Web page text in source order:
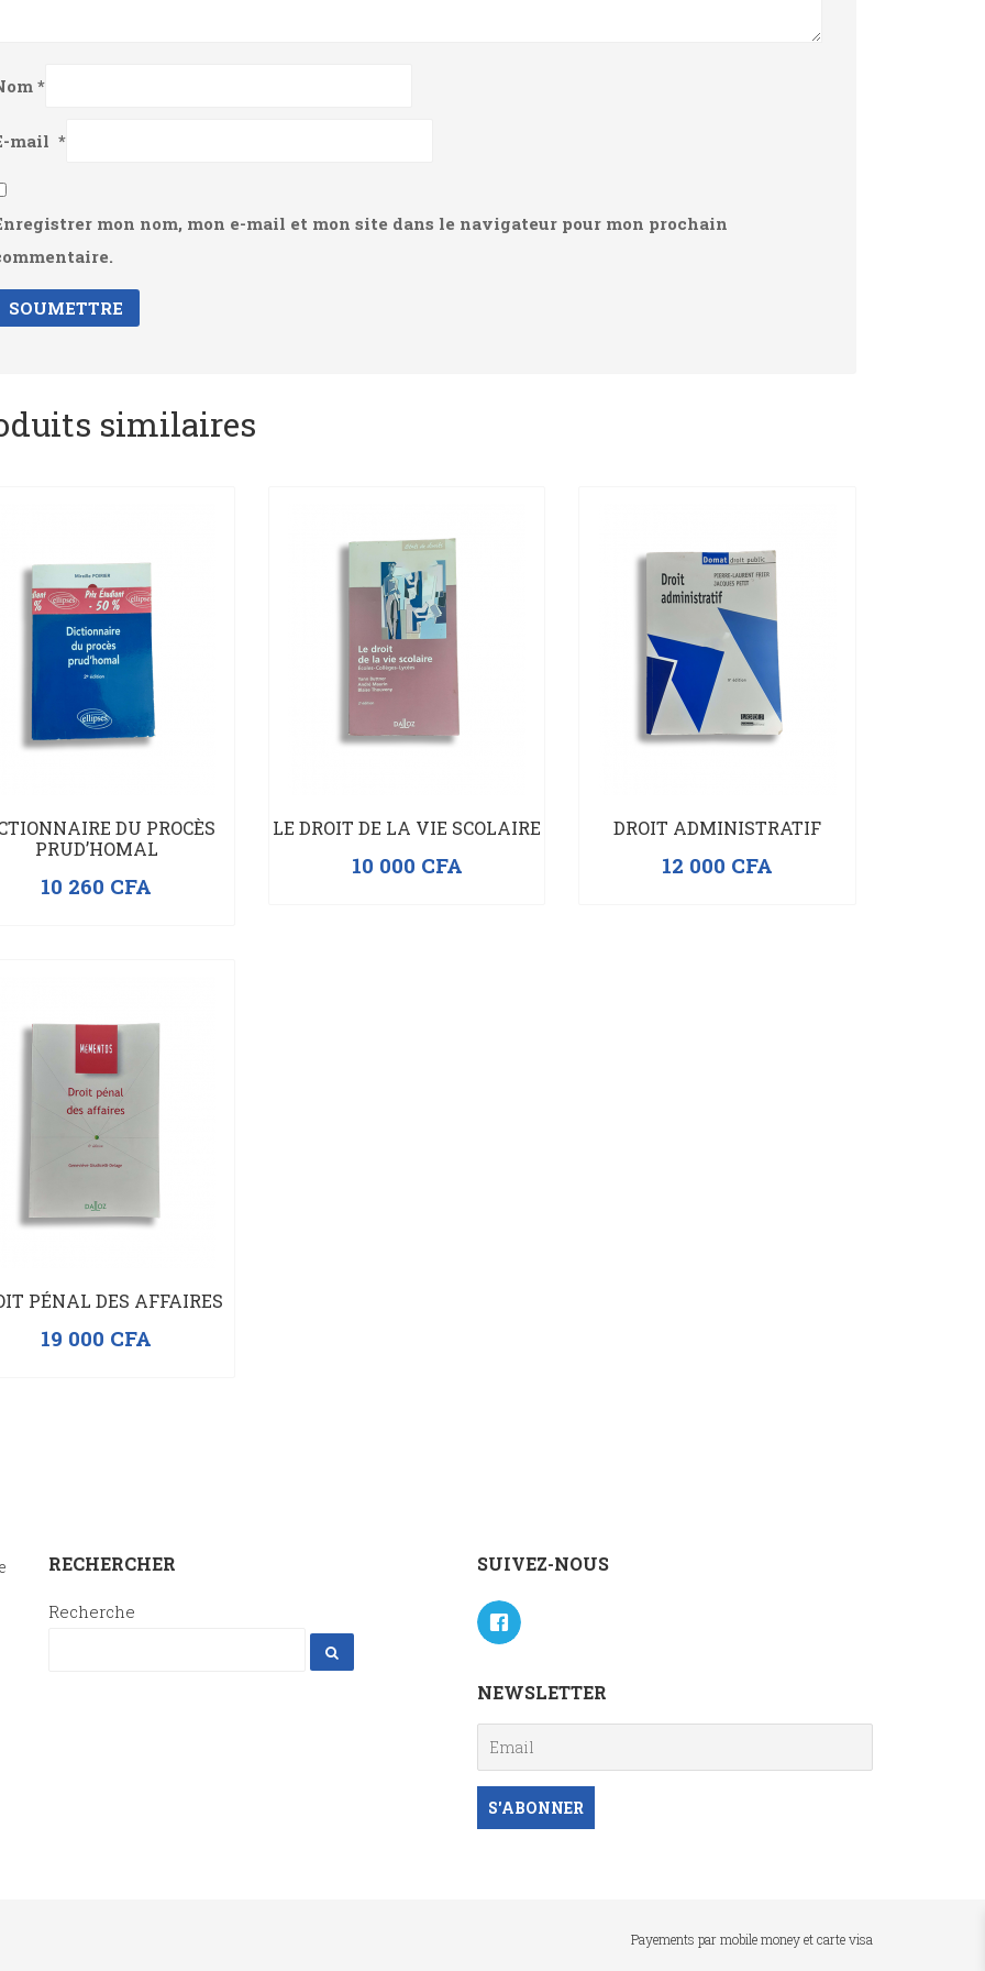
*
mail *
mon nom, mon e-mail et mon site dans le navigateur pour mon prochain
similaires
DU PROCÈS
PRUD’HOMAL
10 260 CFA
LE DROIT DE LA VIE SCOLAIRE
10 000 CFA
DROIT ADMINISTRATIF
12 000 CFA
PÉNAL DES AFFAIRES
19 000 CFA
RECHERCHER
Recherche
SUIVEZ-NOUS
NEWSLETTER
Payements par mobile money et carte visa